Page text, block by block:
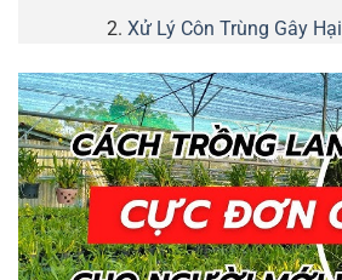
Xử Lý Côn Trùng Gây Hại